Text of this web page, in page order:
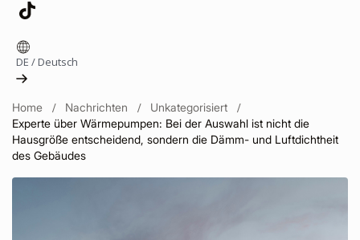
DE /Deutsch
Home Nachrichten
Unkategorisiert
Experte über Wärmepumpen: Bei der Auswahl ist nicht die
Hausgröße entscheidend, sondern die Dämm- und Luftdichtheit
des Gebäudes